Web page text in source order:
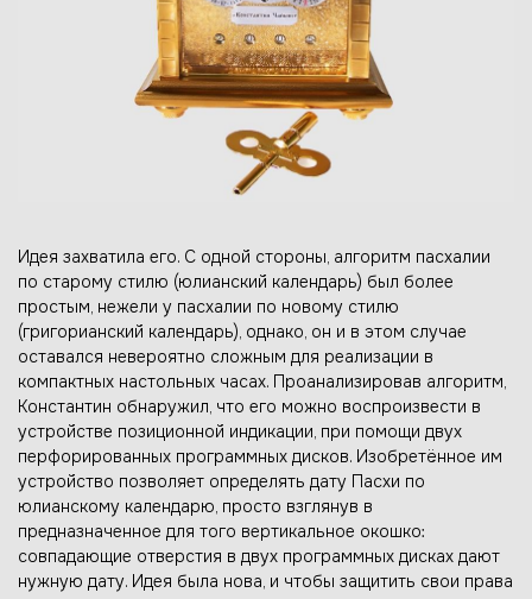
Идея захватила его. С одной стороны, алгоритм пасхалии
по старому стилю (юлианский календарь) был более
простым, нежели у пасхалии по новому стилю
(григорианский календарь), однако, он и в этом случае
оставался невероятно сложным для реализации в
компактных настольных часах. Проанализировав алгоритм,
Константин обнаружил, что его можно воспроизвести в
устройстве позиционной индикации, при помощи двух
перфорированных программных дисков. Изобретённое им
устройство позволяет определять дату Пасхи по
юлианскому календарю, просто взглянув в
предназначенное для того вертикальное окошко:
совпадающие отверстия в двух программных дисках дают
нужную дату. Идея была нова, и чтобы защитить свои права